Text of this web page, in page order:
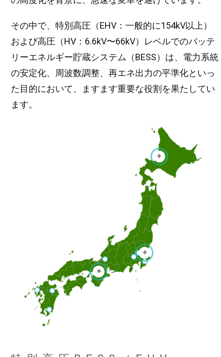
その中で、特別高圧（EHV：一般的に154kV以上）
および高圧（HV：6.6kV〜66kV）レベルでのバッテ
リーエネルギー貯蔵システム（BESS）は、電力系統
の安定化、周波数調整、再エネ出力の平準化といっ
た目的において、ますます重要な役割を果たしてい
ます。
+
+
+